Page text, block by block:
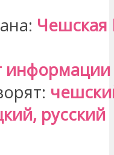
Чешская
информации
русский